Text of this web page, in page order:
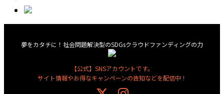
夢をカタチに！社会問題解決型のSDGsクラウドファンディングの力
【公式】SNSアカウントです。
サイト情報やお得なキャンペーンの告知などを配信中！